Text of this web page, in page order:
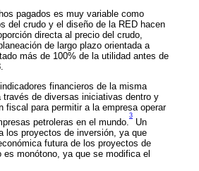
pagados es muy variable como
del crudo y el diseño de la RED hacen
directa al precio del crudo,
de largo plazo orientada a
más de 100% de la utilidad antes de
financieros de la misma
de diversas iniciativas dentro y
para permitir a la empresa operar
petroleras en el mundo.
3
Un
los proyectos de inversión, ya que
futura de los proyectos de
monótono, ya que se modifica el